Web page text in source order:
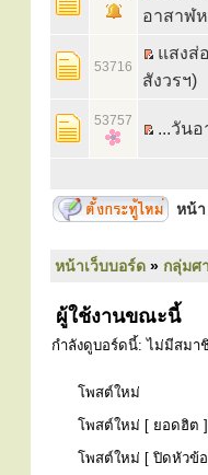
อาสาฬ
53716
แสงส่
สังวรฯ)
53757 ...วัน
หน้า
หน้าเว็บบอร์ด » กลุ่มศ
ผู้ใช้งานขณะนี้
กำลังดูบอร์ดนี้: ไม่มีสมา
โพสต์ใหม่
โพสต์ใหม่ [ ยอดฮิต ]
โพสต์ใหม่ [ ปิดหัวข้